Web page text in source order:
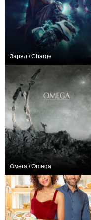
Заряд / Charge
Омега / Omega